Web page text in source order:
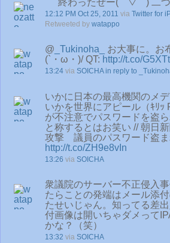
12:12 PM Oct 25, 2011 via Twitter for
Retweeted by watappo
@ _Tukinoha_
お大事に。お
(`・ω・)/ QT: http://t.co/
13:24 via SOICHA in reply to
いかに日本の最高機関のメ
いかを世界にアピール（ｷﾘｯ
が不注意でパスワードを盗
と称するとはお笑い // 朝日
攻撃 議員のパスワード盗ま
http://t.co/ZH9e8vIn
13:26 via SOICHA
衆議院のサーバー不正侵入
たらことの発端はメール添
たせいじゃん。知ってる差
付画像は開いちゃダメって
かな？（笑）
13:32 via SOICHA